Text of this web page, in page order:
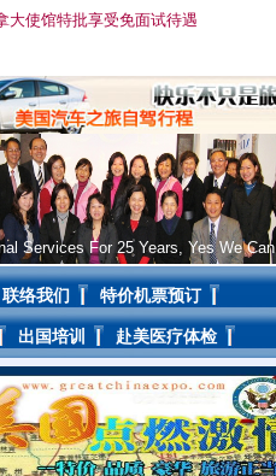
大使馆特批享受免面试待遇
Services For 25 Years, Yes We Can
联络我们 特价机票预订
出国培训 赴美医疗体检